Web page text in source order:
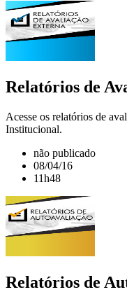
Relatórios de
Acesse os relatórios de
Institucional.
não publicado
08/04/16
11h48
Relatórios de